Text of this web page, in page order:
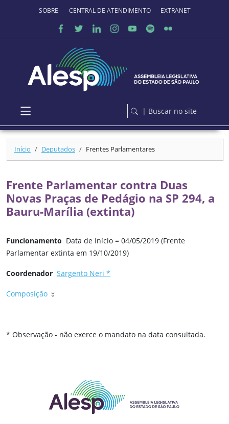
Ir para o conteúdo principal
SOBRE O PORTALCENTRAL DE ATENDIMENTO EXTRANET
| Buscar no site
Início Deputados Frentes Parlamentares
Frente Parlamentar contra Duas
Novas Praças de Pedágio na SP 294, a
Bauru-Marília (extinta)
Funcionamento Data de Início = 04/05/2019 (Frente
Parlamentar extinta em 19/10/2019)
Coordenador Sargento Neri *
Composição
* Observação - não exerce o mandato na data consultada.